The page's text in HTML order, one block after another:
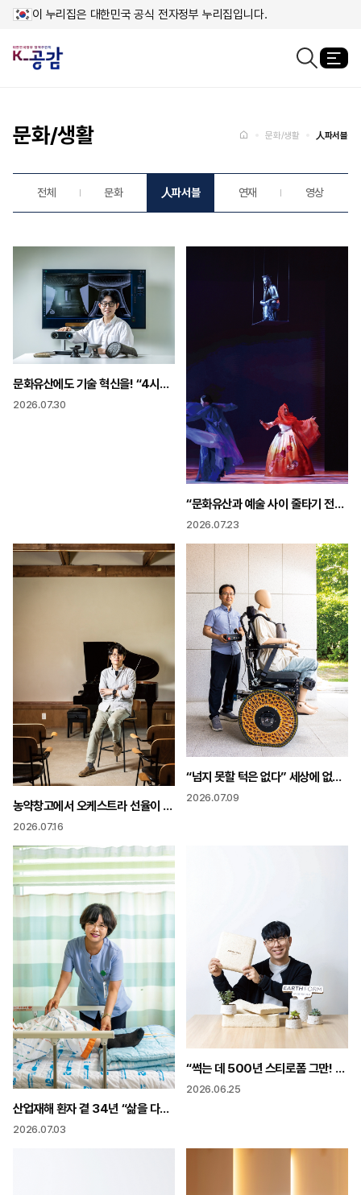
이 누리집은 대한민국 공식 전자정부 누리집입니다.
문화/생활 문화/생활 人파서블
전체 문화 人파서블 연재 영상
문화유산에도 기술 혁신을! “4시간 걸리던 유물 실측을 16분으로 줄였습니다”
2026.07.30
“문화유산과 예술 사이 줄타기 전통이 어디까지 확장되는지 보여주고 싶었다”
2026.07.23
농약창고에서 오케스트라 선율이 “무대·관객 한걸음 호흡도 음악이 됩니다”
2026.07.16
“넘지 못할 턱은 없다” 세상에 없던 바퀴 휠체어 다리가 되다
2026.07.09
산업재해 환자 곁 34년 “삶을 다시 세우는 일 상처보다 마음 돌봐야”
2026.07.03
“썩는 데 500년 스티로폼 그만! 50일이면 분해되는 친환경 포장재 쓰세요”
2026.06.25